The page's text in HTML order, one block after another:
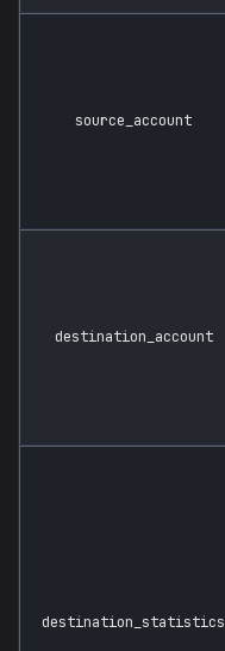
source_account
destination_account
destination_statistics